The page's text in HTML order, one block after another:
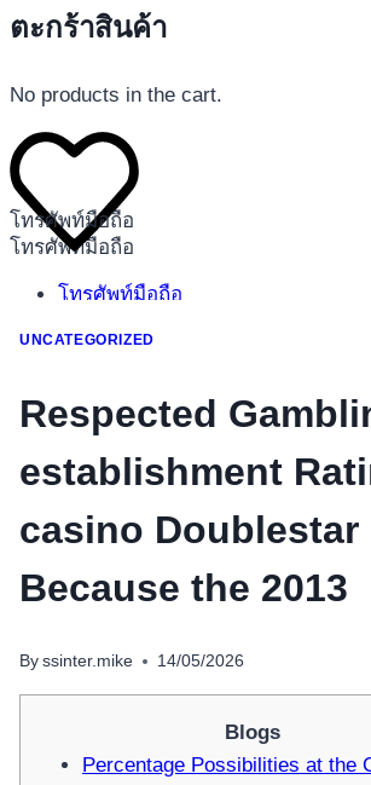
โทรศัพท์มือถือ
โทรศัพท์มือถือ
โทรศัพท์มือถือ
ตะกร้าสินค้า
No products in the cart.
UNCATEGORIZED
Respected
establishment
casino Doublestar
Because the 2013
By ssinter.mike 14/05/2026
Blogs
Percentage Possibilities at the